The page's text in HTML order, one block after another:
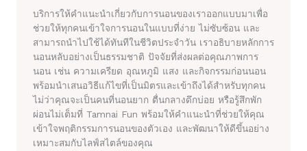
บริการให้คำแนะนำเกี่ยวกับการนอนของเราออกแบบมาเพื่อ
ช่วยให้ทุกคนเข้าใจการนอนในแบบที่ง่าย ไม่ซับซ้อน และ
สามารถนำไปใช้ได้ทันทีในชีวิตประจำวัน เราอธิบายหลักการ
นอนหลับอย่างเป็นธรรมชาติ ปัจจัยที่ส่งผลต่อคุณภาพการ
นอน เช่น ความเครียด อุณหภูมิ แสง และกิจกรรมก่อนนอน
พร้อมนำเสนอวิธีแก้ไขที่เป็นมิตรและเข้าถึงได้สำหรับทุกคน
ไม่ว่าคุณจะเป็นคนที่นอนยาก ตื่นกลางดึกบ่อย หรือรู้สึกพัก
ผ่อนไม่เต็มที่ Tamnai Fun พร้อมให้คำแนะนำที่ช่วยให้คุณ
เข้าใจพฤติกรรมการนอนของตัวเอง และพัฒนาให้ดีขึ้นอย่าง
เหมาะสมกับไลฟ์สไตล์ของคุณ